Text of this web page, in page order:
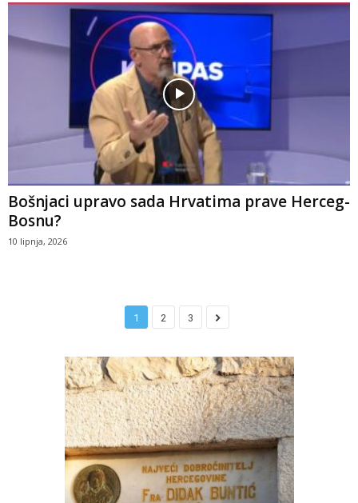
Bošnjaci upravo sada Hrvatima prave Herceg-
Bosnu?
10 lipnja, 2026
1 2 3